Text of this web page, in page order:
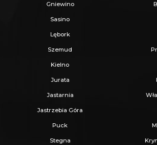
Jeżeli zainteresowało Cię
- Zadzwoń pod wskazany nr tel.
- Umów się na Prezentację,
- Przyjedź i Obejrzyj na żywo,
- Zaproponuj Swoją cenę
nieruchomości.
Gniewino
Sasino
Lębork
Szemud
Kielno
Jurata
Jastarnia
Jastrzebia Góra
Puck
Stegna